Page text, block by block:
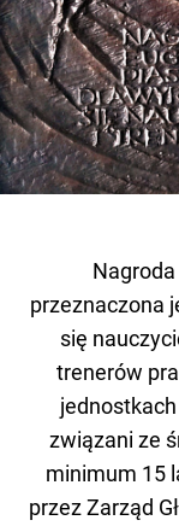
przeznaczona
się
trenerów
związani ze
minimum 15
przez Zarząd